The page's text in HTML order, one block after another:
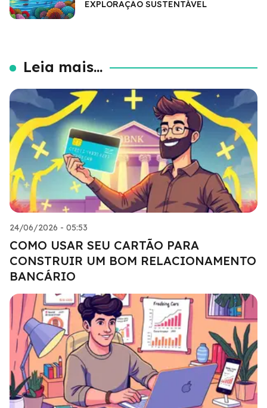
EXPLORAÇÃO SUSTENTÁVEL
Leia mais...
24/06/2026 - 05:53
COMO USAR SEU CARTÃO PARA
CONSTRUIR UM BOM RELACIONAMENTO
BANCÁRIO